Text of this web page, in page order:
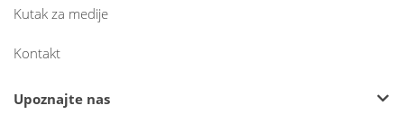
Kutak za medije
Kontakt
Upoznajte nas